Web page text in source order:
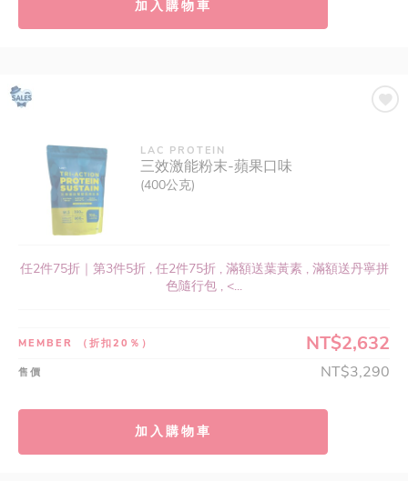
加入購物車
LAC PROTEIN
三效激能粉末-蘋果口味
(400公克)
任2件75折｜第3件5折 , 任2件75折 , 滿額送葉黃素 , 滿額送丹寧拼
色隨行包 , <...
MEMBER （折扣20％） NT$2,632
售價 NT$3,290
加入購物車